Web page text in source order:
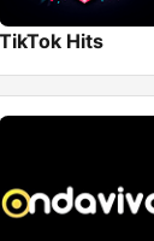
TikTok Hits